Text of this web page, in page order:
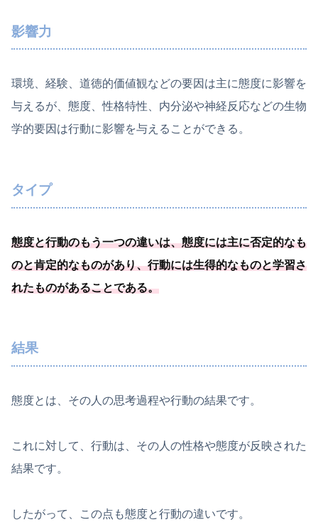
影響力
環境、経験、道徳的価値観などの要因は主に態度に影響を
与えるが、態度、性格特性、内分泌や神経反応などの生物
学的要因は行動に影響を与えることができる。
タイプ
態度と行動のもう一つの違いは、態度には主に否定的なも
のと肯定的なものがあり、行動には生得的なものと学習さ
れたものがあることである。
結果
態度とは、その人の思考過程や行動の結果です。
これに対して、行動は、その人の性格や態度が反映された
結果です。
したがって、この点も態度と行動の違いです。